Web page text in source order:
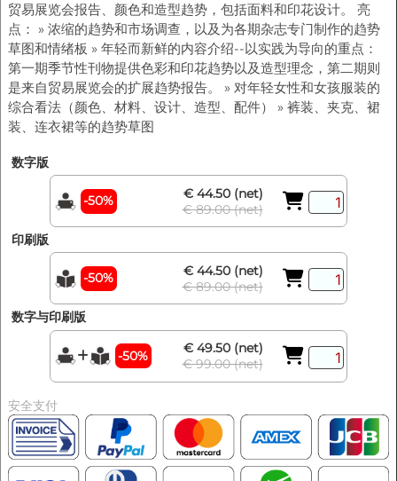
贸易展览会报告、颜色和造型趋势，包括面料和印花设计。 亮
点： » 浓缩的趋势和市场调查，以及为各期杂志专门制作的趋势
草图和情绪板 » 年轻而新鲜的内容介绍--以实践为导向的重点：
第一期季节性刊物提供色彩和印花趋势以及造型理念，第二期则
是来自贸易展览会的扩展趋势报告。 » 对年轻女性和女孩服装的
综合看法（颜色、材料、设计、造型、配件） » 裤装、夹克、裙
装、连衣裙等的趋势草图
数字版
-50%
€ 44.50 (net)
€ 89.00 (net)
印刷版
-50%
€ 44.50 (net)
€ 89.00 (net)
数字与印刷版
-50%
€ 49.50 (net)
€ 99.00 (net)
安全支付